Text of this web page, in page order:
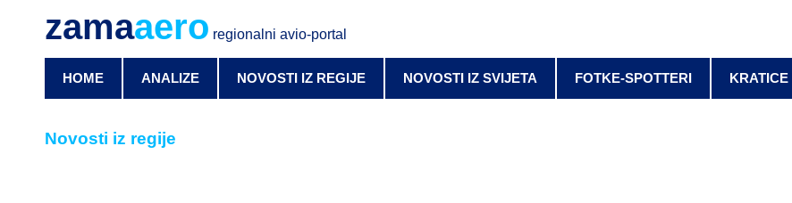
zamaaero regionalni avio-portal
HOME ANALIZE NOVOSTI IZ REGIJE NOVOSTI IZ SVIJETA FOTKE-SPOTTERI KRATICE
Novosti iz regije